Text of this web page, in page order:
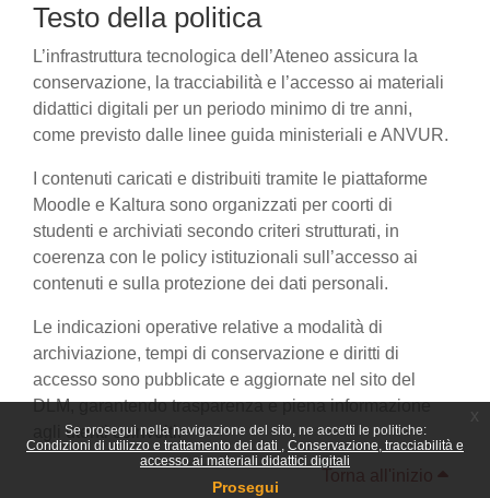
Se prosegui nella navigazione del sito, ne accetti le politiche:
Condizioni di utilizzo e trattamento dei dati
Conservazione, tracciabilità e
accesso ai materiali didattici digitali
Prosegui
Testo della politica
L’infrastruttura tecnologica dell’Ateneo assicura la
conservazione, la tracciabilità e l’accesso ai materiali
didattici digitali per un periodo minimo di tre anni,
come previsto dalle linee guida ministeriali e ANVUR.
I contenuti caricati e distribuiti tramite le piattaforme
Moodle e Kaltura sono organizzati per coorti di
studenti e archiviati secondo criteri strutturati, in
coerenza con le policy istituzionali sull’accesso ai
contenuti e sulla protezione dei dati personali.
Le indicazioni operative relative a modalità di
archiviazione, tempi di conservazione e diritti di
accesso sono pubblicate e aggiornate nel sito del
DLM, garantendo trasparenza e piena informazione
agli utenti coinvolti.